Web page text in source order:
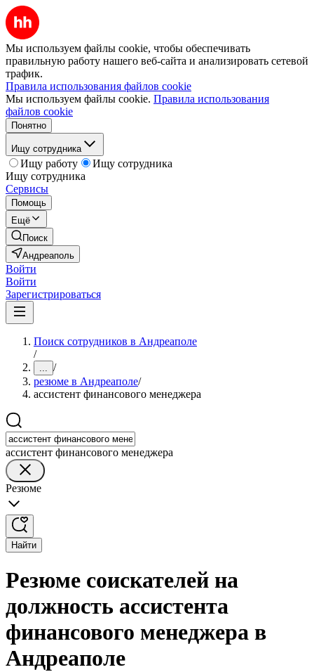
Мы используем файлы cookie, чтобы обеспечивать
правильную работу нашего веб-сайта и анализировать сетевой
трафик.
Правила использования файлов cookie
Мы используем файлы cookie. Правила использования
файлов cookie
Понятно
Ищу сотрудника
Ищу работу
Ищу сотрудника
Ищу сотрудника
Сервисы
Помощь
Ещё
Поиск
Андреаполь
Войти
Войти
Зарегистрироваться
Поиск сотрудников в Андреаполе
/
... /
резюме в Андреаполе/
ассистент финансового менеджера
ассистент финансового менеджера
Резюме
Найти
Резюме соискателей на
должность ассистента
финансового менеджера в
Андреаполе